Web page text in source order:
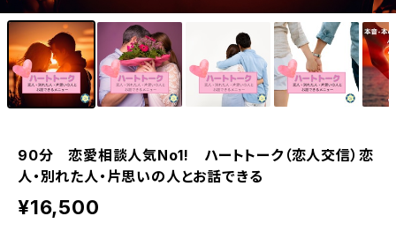
90分 恋愛相談人気No1! ハートトーク（恋人交信）恋
人・別れた人・片思いの人とお話できる
¥16,500